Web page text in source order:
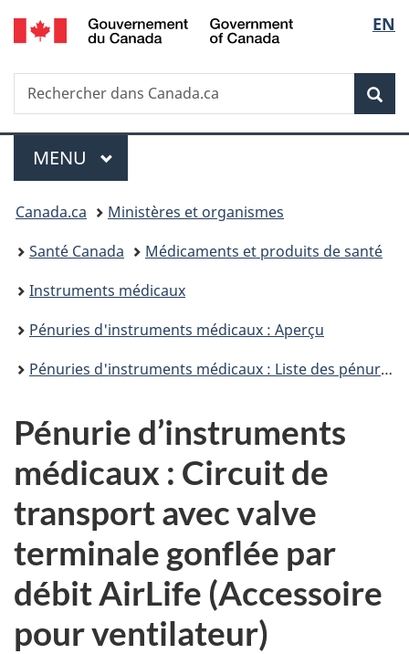
Passer
au
principal
Passer
à
Au
du
Passer
à
version
simplifiée
de
la
EN
Recherche
Rechercher
dans
Menu
MENU PRINCIPAL
Vous
êtes
ici :
Canada.ca
Ministères et organismes
Santé Canada
Médicaments et produits de santé
Instruments médicaux
Pénuries d'instruments médicaux : Aperçu
Pénuries d'instruments médicaux : Liste des pénuries et des interruptions de la vente
Pénurie d’instruments
médicaux : Circuit de
transport avec valve
terminale gonflée par
débit AirLife (Accessoire
pour ventilateur)